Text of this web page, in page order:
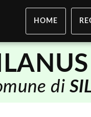
HOME
di